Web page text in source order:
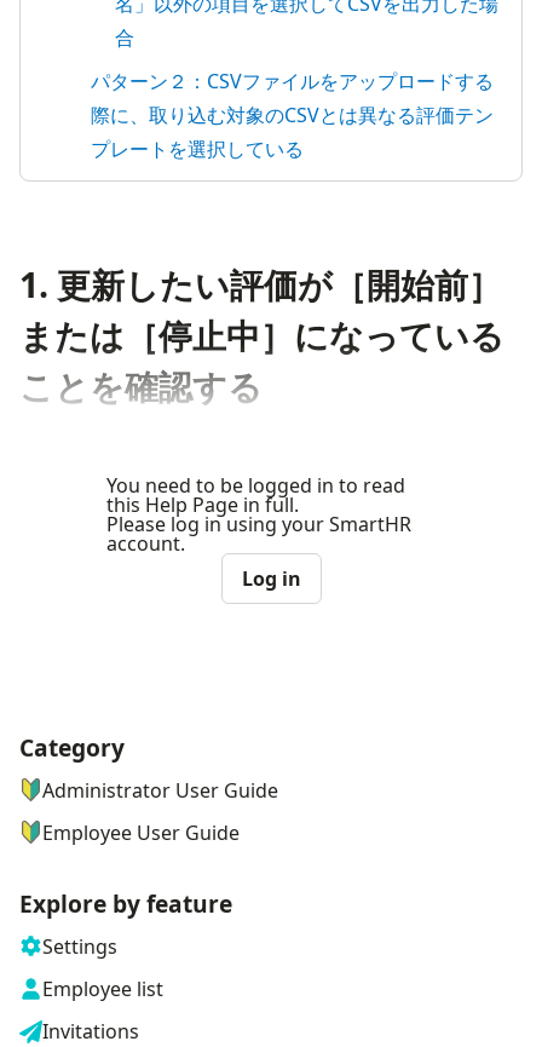
合
パターン２：CSVファイルをアップロードする
際に、取り込む対象のCSVとは異なる評価テン
プレートを選択している
1. 更新したい評価が［開始前］
または［停止中］になっている
ことを確認する
You need to be logged in to read
this Help Page in full.
Please log in using your SmartHR
account.
Log in
ナビゲーションメニュー
Category
Administrator User Guide
Employee User Guide
Explore by feature
Settings
Employee list
Invitations